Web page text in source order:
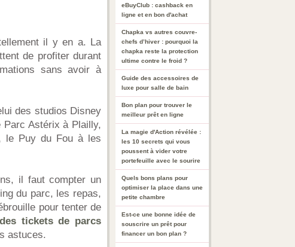
il y en a. La
de profiter durant
sans avoir à
des studios Disney
Parc Astérix à Plailly,
le Puy du Fou à les
il faut compter un
du parc, les repas,
pour tenter de
tickets de parcs
astuces.
eBuyClub : cashback en
ligne et en bon d'achat
Chapka vs autres couvre-
chefs d’hiver : pourquoi la
chapka reste la protection
ultime contre le froid ?
Guide des accessoires de
luxe pour salle de bain
Bon plan pour trouver le
meilleur prêt en ligne
La magie d'Action révélée :
les 10 secrets qui vous
poussent à vider votre
portefeuille avec le sourire
Quels bons plans pour
optimiser la place dans une
petite chambre
Est-ce une bonne idée de
souscrire un prêt pour
financer un bon plan ?